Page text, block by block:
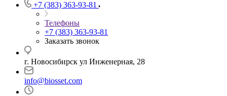
+7 (383) 363-93-81
Телефоны
+7 (383) 363-93-81
Заказать звонок
г. Новосибирск ул Инженерная, 28
info@biosset.com